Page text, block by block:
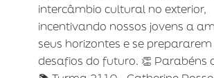
intercâmbio cultural no exterior,
incentivando nossos jovens a
seus horizontes e se
desafios do futuro. 👏 Parabéns